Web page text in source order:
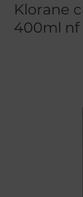
Klorane
400ml nf